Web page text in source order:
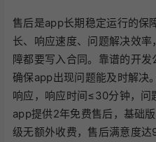
售后是app长期稳定运行的保
长、响应速度、问题解决效
障都要写入合同。靠谱的开发
确保app出现问题能及时解决
响应，响应时间≤30分钟，
app提供2年免费售后，基础
级无额外收费，售后满意度